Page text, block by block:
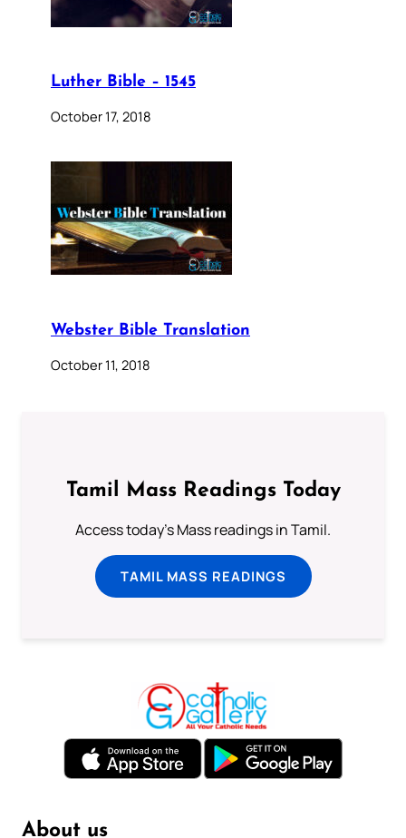
Luther Bible – 1545
October 17, 2018
Webster Bible Translation
October 11, 2018
Tamil Mass Readings Today
Access today's Mass readings in Tamil.
TAMIL MASS READINGS
About us